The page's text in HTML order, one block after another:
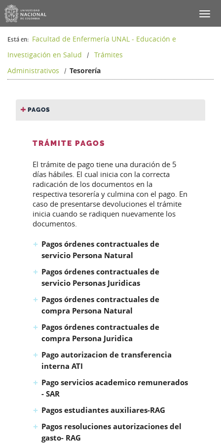
Está en: Facultad de Enfermería UNAL - Educación e
Investigación en Salud
/
Trámites
Administrativos
/Tesorería
PAGOS
TRÁMITE PAGOS
El trámite de pago tiene una duración de 5
días hábiles. El cual inicia con la correcta
radicación de los documentos en la
respectiva tesorería y culmina con el pago. En
caso de presentarse devoluciones el trámite
inicia cuando se radiquen nuevamente los
documentos.
Pagos órdenes contractuales de
servicio Persona Natural
Pagos órdenes contractuales de
servicio Personas Juridicas
Pagos órdenes contractuales de
compra Persona Natural
Pagos órdenes contractuales de
compra Persona Juridica
Pago autorizacion de transferencia
interna ATI
Pago servicios academico remunerados
- SAR
Pagos estudiantes auxiliares-RAG
Pagos resoluciones autorizaciones del
gasto- RAG